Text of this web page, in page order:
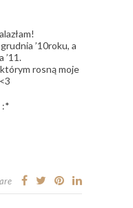
’10roku, a
’11.
rosną moje
:*